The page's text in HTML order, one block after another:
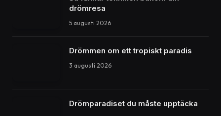
Laddboxar för elbilar: En komplett
övervakning och påfyllning
kommer också behovet av pålitliga och effektiva